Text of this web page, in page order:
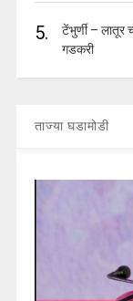
5.
टेंभुर्णी – लातूर
गडकरी
ताज्या घडामोडी